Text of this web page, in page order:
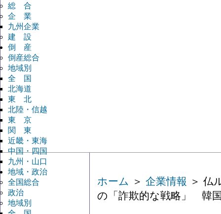
総 合
企 業
九州企業
建 設
倒 産
倒産総合
地域別
全 国
北海道
東 北
北陸・信越
東 京
関 東
近畿・東海
中国・四国
九州・山口
地域・政治
全国総合
政治
地域別
ホーム ＞ 企業情報 ＞ 仏
の「詐欺的な戦略」 韓